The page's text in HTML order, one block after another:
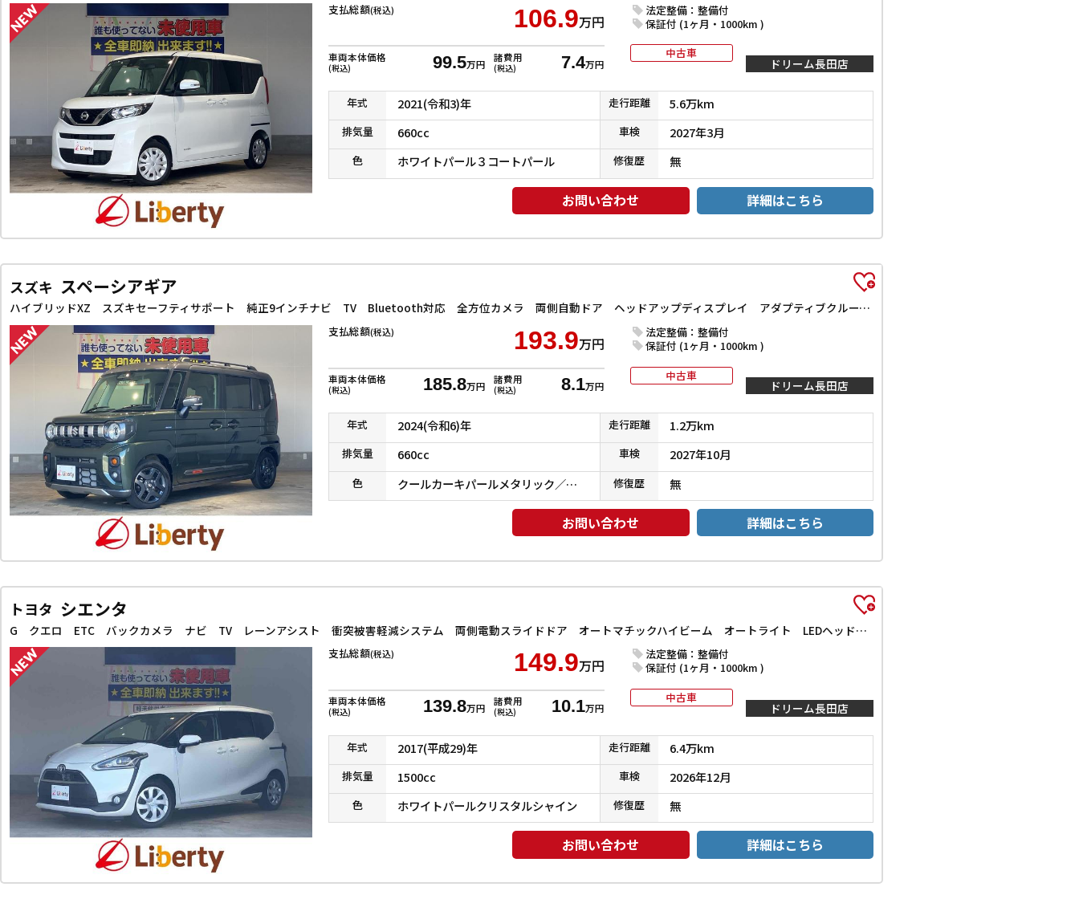
支払総額(税込) 106.9万円
車両本体価格
(税込) 99.5万円
諸費用
(税込) 7.4万円
法定整備：整備付
保証付 (1ヶ月・1000km )
中古車
ドリーム長田店
年式 2021(令和3)年 走行距離 5.6万km
排気量 660cc 車検 2027年3月
色 ホワイトパール３コートパール 修復歴 無
お問い合わせ 詳細はこちら
スズキ スペーシアギア
ハイブリッドXZ スズキセーフティサポート 純正9インチナビ TV Bluetooth対応 全方位カメラ 両側自動ドア ヘッドアップディスプレイ アダプティブクルーズコントロール ステアリングヒーター LEDヘッドライ
支払総額(税込) 193.9万円
車両本体価格
(税込) 185.8万円
諸費用
(税込) 8.1万円
法定整備：整備付
保証付 (1ヶ月・1000km )
中古車
ドリーム長田店
年式 2024(令和6)年 走行距離 1.2万km
排気量 660cc 車検 2027年10月
色 クールカーキパールメタリック／ガンメタリック 修復歴 無
お問い合わせ 詳細はこちら
トヨタ シエンタ
G クエロ ETC バックカメラ ナビ TV レーンアシスト 衝突被害軽減システム 両側電動スライドドア オートマチックハイビーム オートライト LEDヘッドランプ スマートキー アイドリングストップ
支払総額(税込) 149.9万円
車両本体価格
(税込) 139.8万円
諸費用
(税込) 10.1万円
法定整備：整備付
保証付 (1ヶ月・1000km )
中古車
ドリーム長田店
年式 2017(平成29)年 走行距離 6.4万km
排気量 1500cc 車検 2026年12月
色 ホワイトパールクリスタルシャイン 修復歴 無
お問い合わせ 詳細はこちら